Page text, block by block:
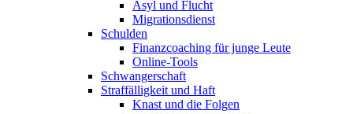
Asyl und Flucht
Migrationsdienst
Schulden
Finanzcoaching für junge Leute
Online-Tools
Schwangerschaft
Straffälligkeit und Haft
Knast und die Folgen